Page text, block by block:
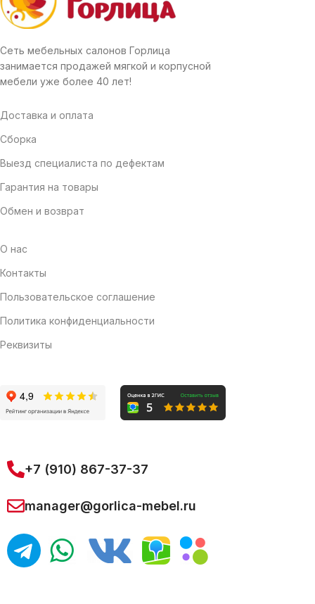
Сеть мебельных салонов Горлица
занимается продажей мягкой и корпусной
мебели уже более 40 лет!
Доставка и оплата
Сборка
Выезд специалиста по дефектам
Гарантия на товары
Обмен и возврат
О нас
Контакты
Пользовательское соглашение
Политика конфиденциальности
Реквизиты
+7 (910) 867-37-37
manager@gorlica-mebel.ru